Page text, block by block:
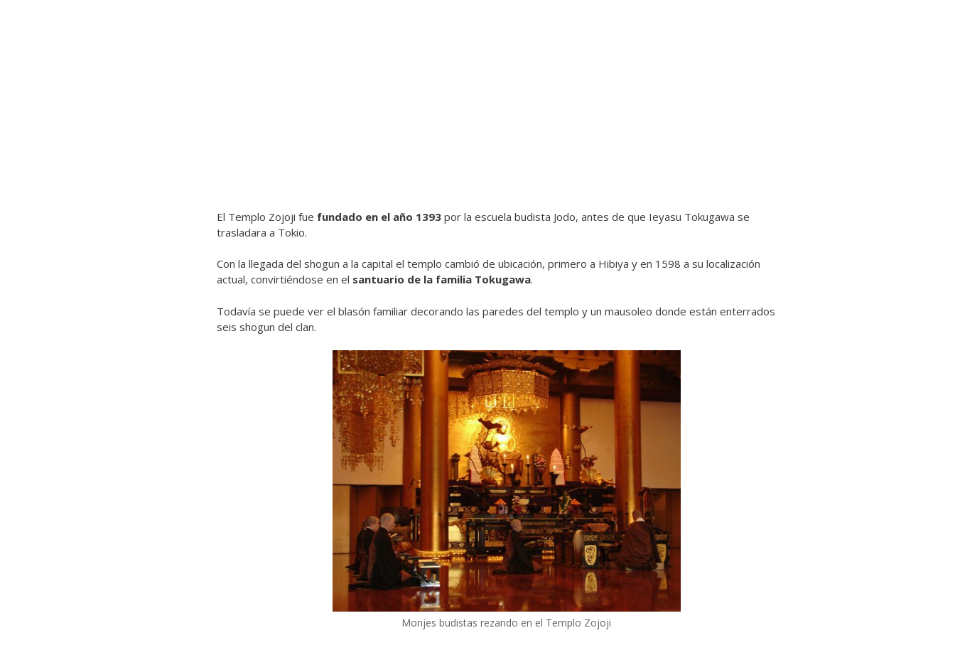
El Templo Zojoji fue fundado en el año 1393 por la escuela budista Jodo, antes de que Ieyasu Tokugawa se
trasladara a Tokio.
Con la llegada del shogun a la capital el templo cambió de ubicación, primero a Hibiya y en 1598 a su localización
actual, convirtiéndose en el santuario de la familia Tokugawa.
Todavía se puede ver el blasón familiar decorando las paredes del templo y un mausoleo donde están enterrados
seis shogun del clan.
Monjes budistas rezando en el Templo Zojoji